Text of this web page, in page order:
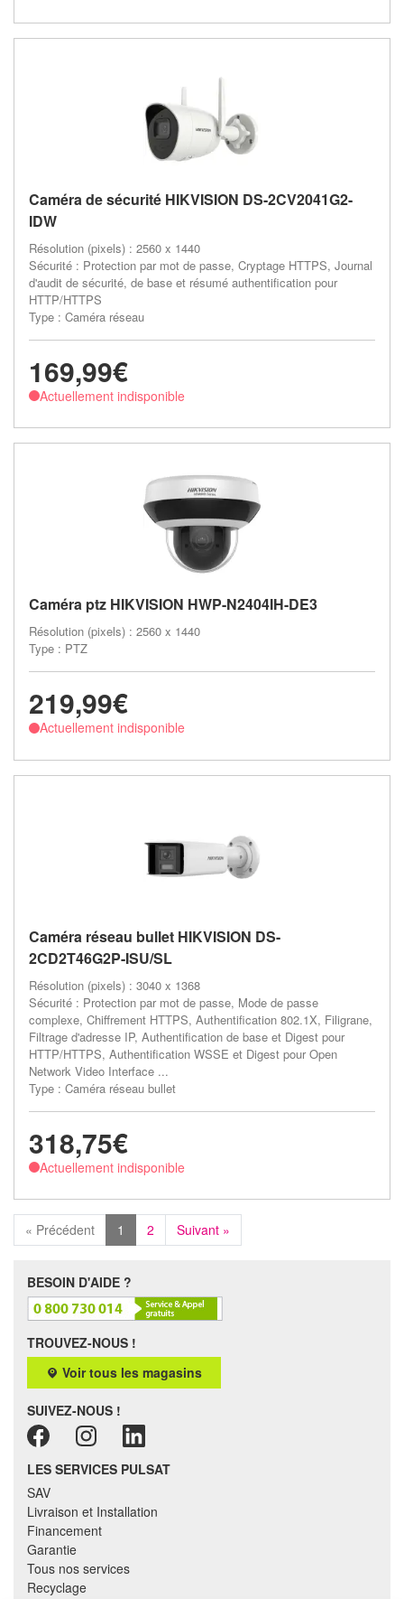
Caméra de sécurité HIKVISION DS-2CV2041G2-
IDW
Résolution (pixels) : 2560 x 1440
Sécurité : Protection par mot de passe, Cryptage HTTPS, Journal
d'audit de sécurité, de base et résumé authentification pour
HTTP/HTTPS
Type : Caméra réseau
169,99€
Actuellement indisponible
Caméra ptz HIKVISION HWP-N2404IH-DE3
Résolution (pixels) : 2560 x 1440
Type : PTZ
219,99€
Actuellement indisponible
Caméra réseau bullet HIKVISION DS-
2CD2T46G2P-ISU/SL
Résolution (pixels) : 3040 x 1368
Sécurité : Protection par mot de passe, Mode de passe
complexe, Chiffrement HTTPS, Authentification 802.1X, Filigrane,
Filtrage d'adresse IP, Authentification de base et Digest pour
HTTP/HTTPS, Authentification WSSE et Digest pour Open
Network Video Interface ...
Type : Caméra réseau bullet
318,75€
Actuellement indisponible
« Précédent 1 2 Suivant »
BESOIN D'AIDE ?
TROUVEZ-NOUS !
Voir tous les magasins
SUIVEZ-NOUS !
LES SERVICES PULSAT
SAV
Livraison et Installation
Financement
Garantie
Tous nos services
Recyclage